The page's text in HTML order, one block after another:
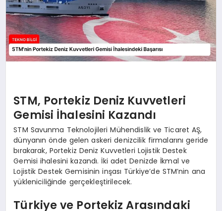
STM, Portekiz Deniz Kuvvetleri
Gemisi İhalesini Kazandı
STM Savunma Teknolojileri Mühendislik ve Ticaret AŞ,
dünyanın önde gelen askeri denizcilik firmalarını geride
bırakarak, Portekiz Deniz Kuvvetleri Lojistik Destek
Gemisi ihalesini kazandı. İki adet Denizde İkmal ve
Lojistik Destek Gemisinin inşası Türkiye’de STM’nin ana
yükleniciliğinde gerçekleştirilecek.
Türkiye ve Portekiz Arasındaki